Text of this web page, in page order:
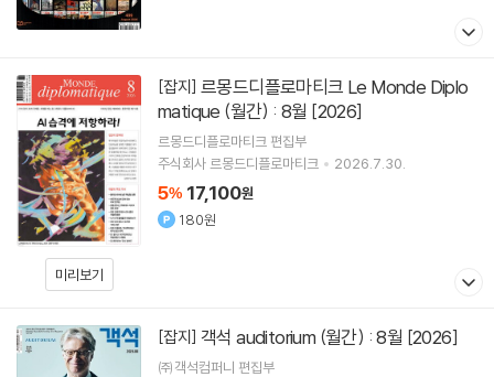
미리보기
[잡지]
matique (월간) : 8월 [2026]
르몽드디플로마티크 편집부
주식회사 르몽드디플로마티크
2026.7.30.
5% 17,100원
180원
[잡지] 객석 auditorium (월간) : 8월 [2026]
㈜객석컴퍼니 편집부